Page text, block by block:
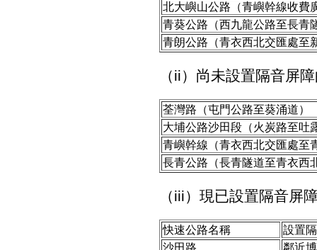
北大嶼山公路（青嶼幹線收費
青葵公路（西九龍公路至長青
青朗公路（青衣西北交匯處至
（ii）尚未設置隔音屏
荃灣路（屯門公路至葵涌道）
大埔公路沙田段（火炭路至吐
青嶼幹線（青衣西北交匯處至
長青公路（長青隧道至青衣西
（iii）現已設置隔音屏
快速公路名稱
設置
沙田路
鄰近